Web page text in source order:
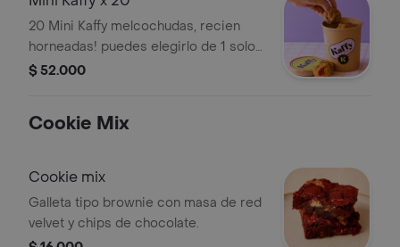
20 Mini Kaffy melcochudas, recien
horneadas! puedes elegirlo de 1 solo
sabor o surtido.
$ 52.000
Cookie Mix
Cookie mix
Galleta tipo brownie con masa de red
velvet y chips de chocolate.